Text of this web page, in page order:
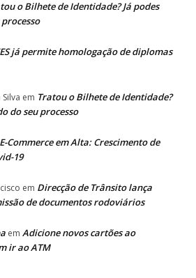
o Bilhete de Identidade? Já podes
já permite homologação de diplomas
em Tratou o Bilhete de Identidade?
do seu processo
E-Commerce em Alta: Crescimento de
19
em Direcção de Trânsito lança
de documentos rodoviários
em Adicione novos cartões ao
ir ao ATM